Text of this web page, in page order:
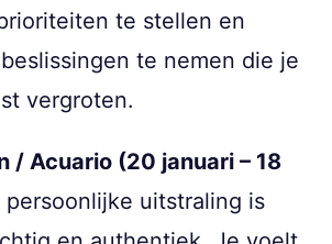
te stellen en
te nemen die je
vergroten.
/ Acuario (20 januari – 18
persoonlijke uitstraling is